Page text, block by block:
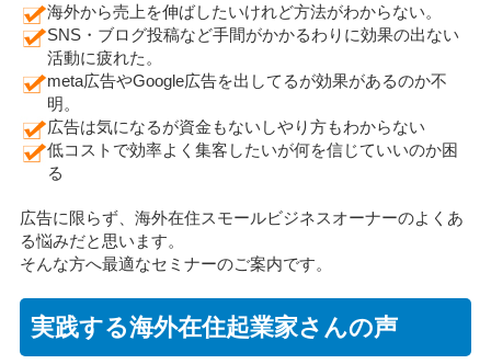
海外から売上を伸ばしたいけれど方法がわからない。
SNS・ブログ投稿など手間がかかるわりに効果の出ない
活動に疲れた。
meta広告やGoogle広告を出してるが効果があるのか不
明。
広告は気になるが資金もないしやり方もわからない
低コストで効率よく集客したいが何を信じていいのか困
る
広告に限らず、海外在住スモールビジネスオーナーのよくあ
る悩みだと思います。
そんな方へ最適なセミナーのご案内です。
実践する海外在住起業家さんの声